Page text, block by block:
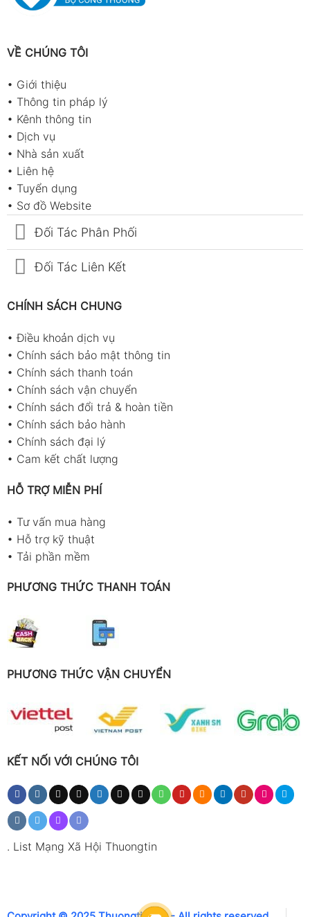
VỀ CHÚNG TÔI
• Giới thiệu
• Thông tin pháp lý
• Kênh thông tin
• Dịch vụ
• Nhà sản xuất
• Liên hệ
• Tuyển dụng
• Sơ đồ Website
Đối Tác Phân Phối
Đối Tác Liên Kết
CHÍNH SÁCH CHUNG
•Điều khoản dịch vụ
• Chính sách bảo mật thông tin
• Chính sách thanh toán
• Chính sách vận chuyển
• Chính sách đổi trả & hoàn tiền
• Chính sách bảo hành
• Chính sách đại lý
• Cam kết chất lượng
HỖ TRỢ MIỄN PHÍ
• Tư vấn mua hàng
• Hỗ trợ kỹ thuật
• Tải phần mềm
PHƯƠNG THỨC THANH TOÁN
PHƯƠNG THỨC VẬN CHUYỂN
KẾT NỐI VỚI CHÚNG TÔI
. List Mạng Xã Hội Thuongtin